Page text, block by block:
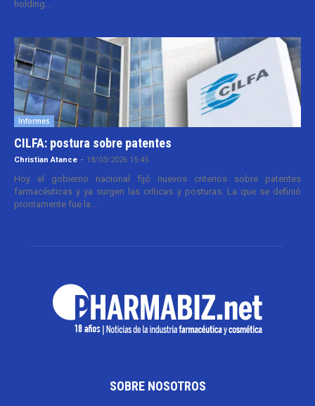
holding....
Informes
CILFA: postura sobre patentes
Christian Atance - 18/03/2026 15:45
Hoy el gobierno nacional fijó nuevos criterios sobre patentes
farmacéuticas y ya surgen las críticas y posturas. La que se definió
prontamente fue la...
SOBRE NOSOTROS